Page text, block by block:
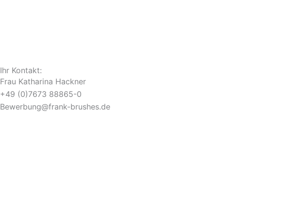
Ihr Kontakt:
Frau Katharina Hackner
+49 (0)7673 88865-0
Bewerbung@frank-brushes.de